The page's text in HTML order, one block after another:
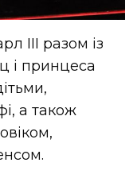
III разом із
і принцеса
а також